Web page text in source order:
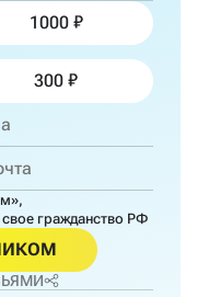
1000
300
гражданство РФ